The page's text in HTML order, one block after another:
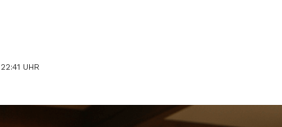
UHR